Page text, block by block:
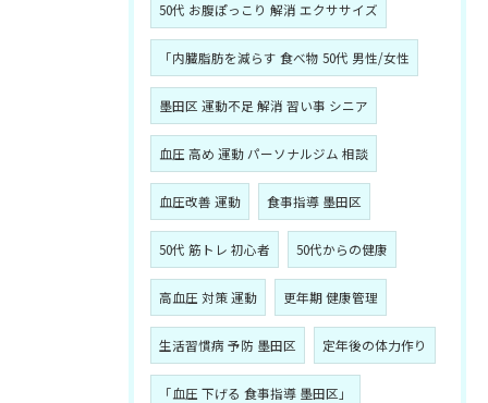
50代 お腹ぽっこり 解消 エクササイズ
「内臓脂肪を減らす 食べ物 50代 男性/女性
墨田区 運動不足 解消 習い事 シニア
血圧 高め 運動 パーソナルジム 相談
血圧改善 運動 食事指導 墨田区
50代 筋トレ 初心者 50代からの健康
高血圧 対策 運動 更年期 健康管理
生活習慣病 予防 墨田区 定年後の体力作り
「血圧 下げる 食事指導 墨田区」